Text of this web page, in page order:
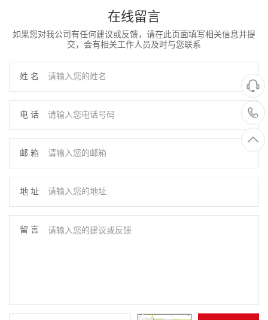
在线留言
如果您对我公司有任何建议或反馈，请在此页面填写相关信息并提
交，会有相关工作人员及时与您联系
姓 名
电 话
邮 箱
地 址
留 言